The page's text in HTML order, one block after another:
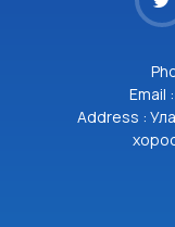
Email
Address :